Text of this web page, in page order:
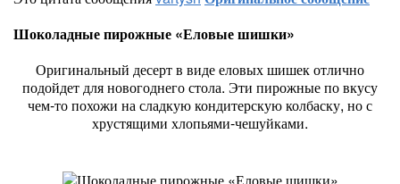
Шоколадные пирожные «Еловые шишки»
Оригинальный десерт в виде еловых шишек отлично
подойдет для новогоднего стола. Эти пирожные по вкусу
чем-то похожи на сладкую кондитерскую колбаску, но с
хрустящими хлопьями-чешуйками.